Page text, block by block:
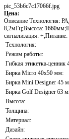
pic_53b6c7c17066f.jpg
Цена:
Описание Технология:
8,2мГц;Высота:
сигнализация:
Технология:
Режим работы:
Гибкая этикетка-
Бирка Micro 40x50 мм:
Бирка Mini Designer 45
Бирка Golf Designer 63
Высота:
Толщина:
Материал:
Дизайн: